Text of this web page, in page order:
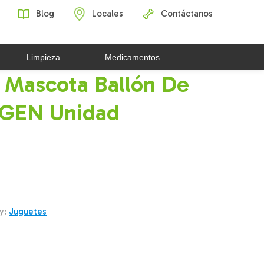
Blog Locales Contáctanos
Limpieza Medicamentos
Ballón De
Unidad
Juguetes